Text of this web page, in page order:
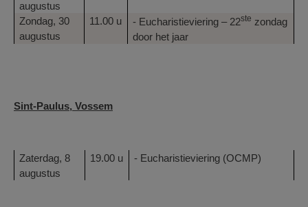
augustus
Zondag, 30
augustus
11.00 u - Eucharistieviering – 22ste zondag
door het jaar
Sint-Paulus, Vossem
Zaterdag, 8
augustus
19.00 u - Eucharistieviering (OCMP)